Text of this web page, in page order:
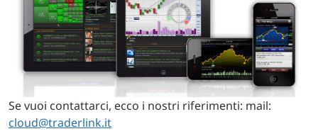
Se vuoi contattarci, ecco i nostri riferimenti: mail:
cloud@traderlink.it